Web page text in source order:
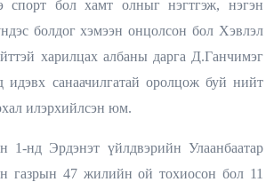
спорт бол хамт олныг нэгтгэж, нэгэн
болдог хэмээн онцолсон бол Хэвлэл
харилцах албаны дарга Д.Ганчимэг
идэвх санаачилгатай оролцож буй нийт
илэрхийлсэн юм.
нд Эрдэнэт үйлдвэрийн Улаанбаатар
газрын 47 жилийн ой тохиосон бол 11